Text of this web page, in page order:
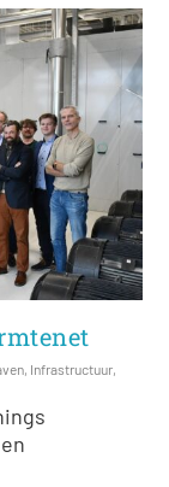
, Infrastructuur,